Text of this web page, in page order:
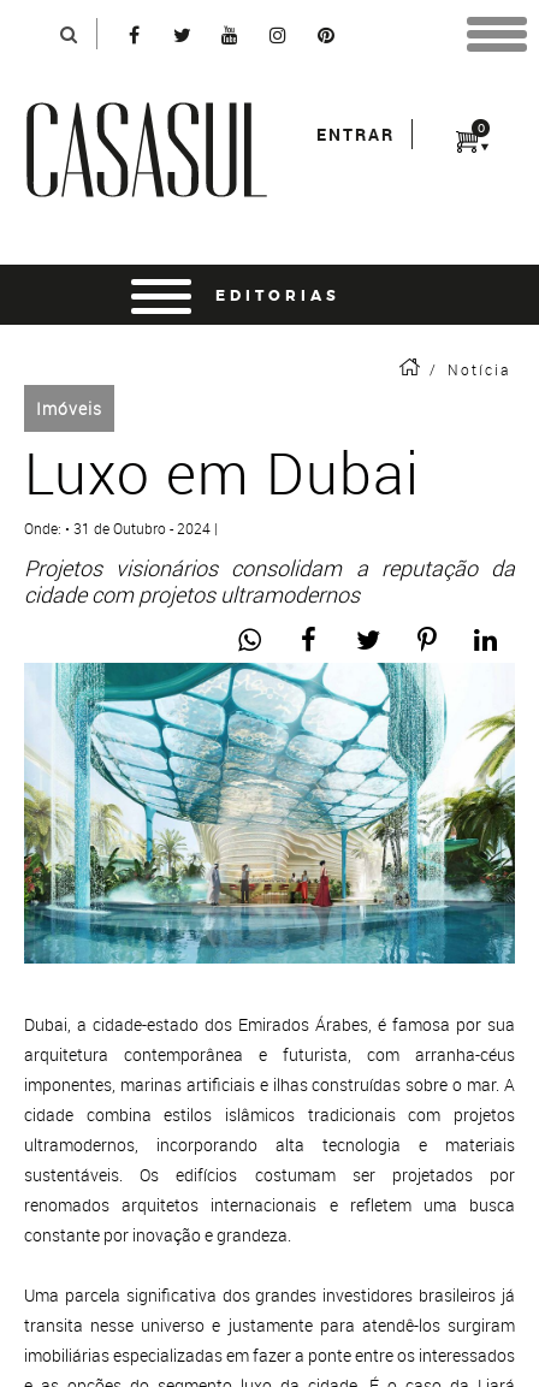
0
ENTRAR
/ Notícia
Imóveis
Luxo em Dubai
Onde: • 31 de Outubro - 2024 |
Projetos visionários consolidam a reputação da
cidade com projetos ultramodernos
Dubai, a cidade-estado dos Emirados Árabes, é famosa por sua
arquitetura contemporânea e futurista, com arranha-céus
imponentes, marinas artificiais e ilhas construídas sobre o mar. A
cidade combina estilos islâmicos tradicionais com projetos
ultramodernos, incorporando alta tecnologia e materiais
sustentáveis. Os edifícios costumam ser projetados por
renomados arquitetos internacionais e refletem uma busca
constante por inovação e grandeza.
Uma parcela significativa dos grandes investidores brasileiros já
transita nesse universo e justamente para atendê-los surgiram
imobiliárias especializadas em fazer a ponte entre os interessados
*Para finalizar sua compra informe seu e-mail:
*Senha:
entrar usando o facebook